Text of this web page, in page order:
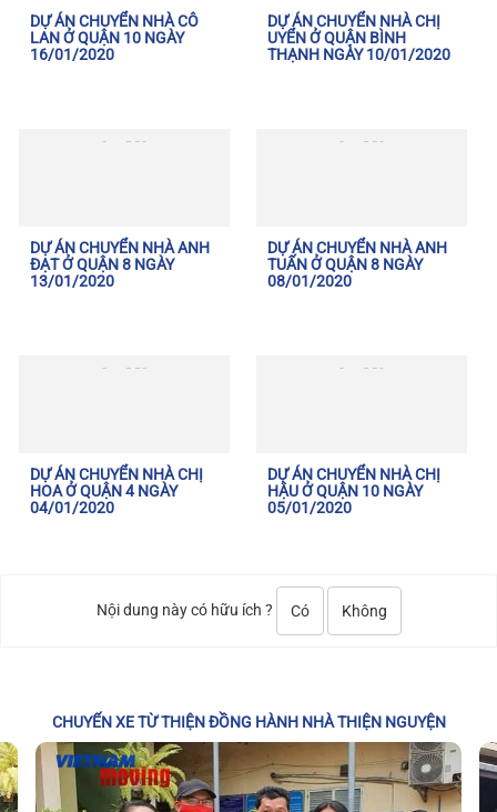
DỰ ÁN CHUYỂN NHÀ CÔ
LAN Ở QUẬN 10 NGÀY
16/01/2020
DỰ ÁN CHUYỂN NHÀ CHỊ
UYỂN Ở QUẬN BÌNH
THẠNH NGÀY 10/01/2020
DỰ ÁN CHUYỂN NHÀ ANH
ĐẠT Ở QUẬN 8 NGÀY
13/01/2020
DỰ ÁN CHUYỂN NHÀ ANH
TUẤN Ở QUẬN 8 NGÀY
08/01/2020
DỰ ÁN CHUYỂN NHÀ CHỊ
HOA Ở QUẬN 4 NGÀY
04/01/2020
DỰ ÁN CHUYỂN NHÀ CHỊ
HẬU Ở QUẬN 10 NGÀY
05/01/2020
Nội dung này có hữu ích ? Có Không
CHUYẾN XE TỪ THIỆN ĐỒNG HÀNH NHÀ THIỆN NGUYỆN